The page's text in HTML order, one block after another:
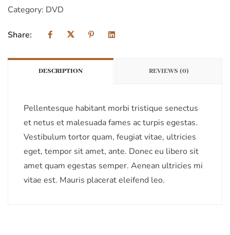
Category: DVD
Share:
DESCRIPTION REVIEWS (0)
Pellentesque habitant morbi tristique senectus
et netus et malesuada fames ac turpis egestas.
Vestibulum tortor quam, feugiat vitae, ultricies
eget, tempor sit amet, ante. Donec eu libero sit
amet quam egestas semper. Aenean ultricies mi
vitae est. Mauris placerat eleifend leo.